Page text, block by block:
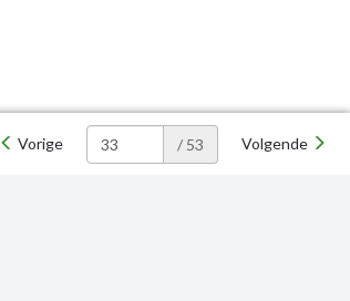
Vorige / 53 Volgende